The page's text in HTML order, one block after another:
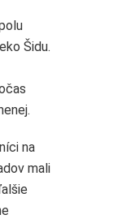
Šidu.
na
mali